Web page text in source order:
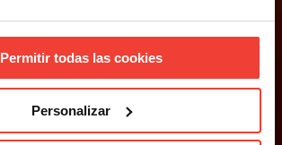
Permitir todas las cookies
Personalizar